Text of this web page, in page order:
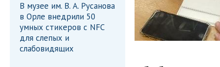
В музее им. В. А. Русанова
в Орле внедрили 50
умных стикеров с NFC
для слепых и
слабовидящих